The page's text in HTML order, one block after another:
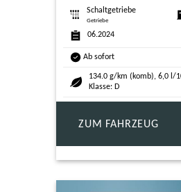
Schaltgetriebe
Getriebe
06.2024
Ab sofort
134.0 g/km (komb), 6,0 l/
Klasse: D
ZUM FAHRZEUG